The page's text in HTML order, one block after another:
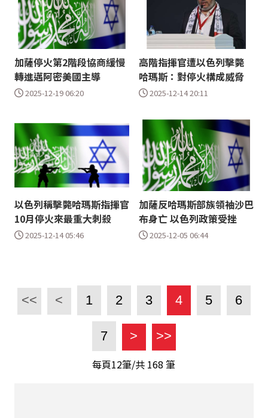
加薩停火第2階段協商緩慢
轉進邁阿密美國主導
2025-12-19 06:20
高階指揮官遭以色列擊斃
哈瑪斯：對停火構成威脅
2025-12-14 20:11
以色列稱擊斃哈瑪斯指揮官
10月停火來最重大刺殺
2025-12-14 05:46
加薩反哈瑪斯部族領袖沙巴
布身亡 以色列政策受挫
2025-12-05 06:44
<< < 1 2 3 4 5 6
7 > >>
每頁12筆/共 168 筆